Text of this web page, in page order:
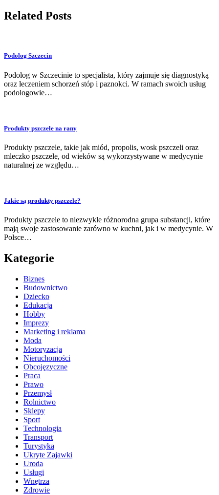
Related Posts
Podolog Szczecin
Podolog w Szczecinie to specjalista, który zajmuje się diagnostyką
oraz leczeniem schorzeń stóp i paznokci. W ramach swoich usług
podologowie…
Produkty pszczele na rany
Produkty pszczele, takie jak miód, propolis, wosk pszczeli oraz
mleczko pszczele, od wieków są wykorzystywane w medycynie
naturalnej ze względu…
Jakie są produkty pszczele?
Produkty pszczele to niezwykle różnorodna grupa substancji, które
mają swoje zastosowanie zarówno w kuchni, jak i w medycynie. W
Polsce…
Kategorie
Biznes
Budownictwo
Dziecko
Edukacja
Hobby
Imprezy
Marketing i reklama
Moda
Motoryzacja
Nieruchomości
Obcojęzyczne
Praca
Prawo
Przemysł
Rolnictwo
Sklepy
Sport
Technologia
Transport
Turystyka
Ukryte Zajawki
Uroda
Usługi
Wnętrza
Zdrowie